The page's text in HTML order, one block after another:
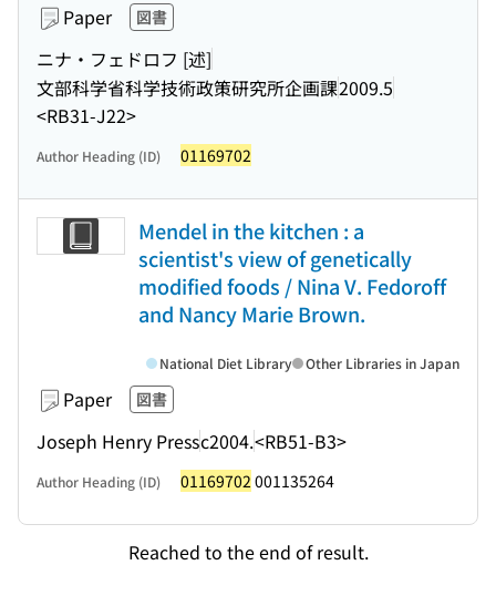
Paper 図書
ニナ・フェドロフ [述]
文部科学省科学技術政策研究所企画課2009.5
<RB31-J22>
Author Heading (ID) 01169702
Mendel in the kitchen : a
scientist's view of genetically
modified foods / Nina V. Fedoroff
and Nancy Marie Brown.
Paper 図書
Joseph Henry Pressc2004.<RB51-B3>
National Diet Library Other Libraries in Japan
Author Heading (ID) 01169702 001135264
Reached to the end of result.